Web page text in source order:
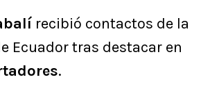
recibió contactos de la
Ecuador tras destacar en
.